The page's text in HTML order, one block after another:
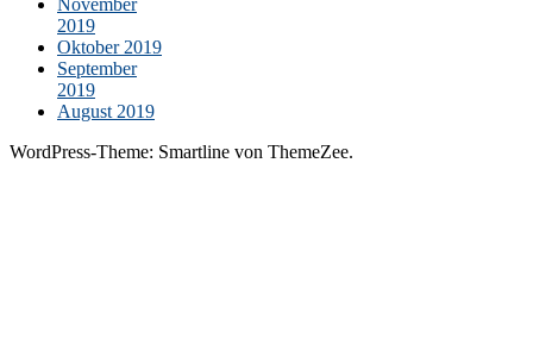
November
2019
Oktober 2019
September
2019
August 2019
WordPress-Theme: Smartline von ThemeZee.